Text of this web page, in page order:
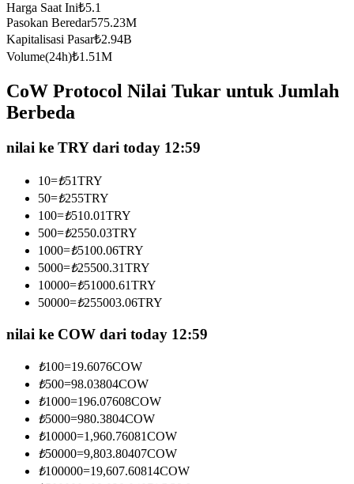
Copy Trading
Bergabunglah dengan pedagang top
Menjadi Pedagang Salinan
Nikmati pembagian keuntungan dan komisi copy trading
Informasi
Analisis data besar termasuk info perdagangan, dll.
Harga Saat Ini₺5.1
Pasokan Beredar575.23M
Kapitalisasi Pasar₺2.94B
Volume(24h)₺1.51M
CoW Protocol Nilai Tukar untuk Jumlah
Berbeda
nilai ke TRY dari today 12:59
10=₺51TRY
50=₺255TRY
100=₺510.01TRY
500=₺2550.03TRY
1000=₺5100.06TRY
5000=₺25500.31TRY
10000=₺51000.61TRY
50000=₺255003.06TRY
nilai ke COW dari today 12:59
₺100=19.6076COW
₺500=98.03804COW
₺1000=196.07608COW
₺5000=980.3804COW
₺10000=1,960.76081COW
₺50000=9,803.80407COW
₺100000=19,607.60814COW